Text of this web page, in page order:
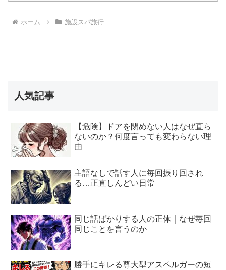
ホーム 施設スパ旅行
人気記事
【危険】ドアを閉めない人はなぜ直ら
ないのか？何度言っても変わらない理
由
主語なしで話す人に毎回振り回され
る…正直しんどい日常
同じ話ばかりする人の正体｜なぜ毎回
同じことを言うのか
勝手にキレる尊大型アスペルガーの短